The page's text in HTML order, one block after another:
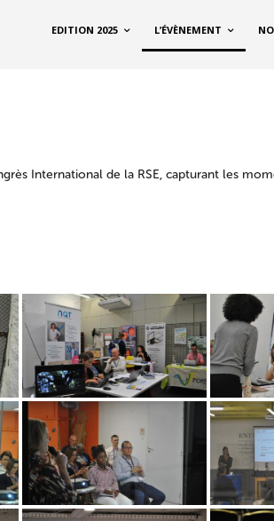
EDITION 2025 L’ÉVÈNEMENT
International de la RSE, capturant les